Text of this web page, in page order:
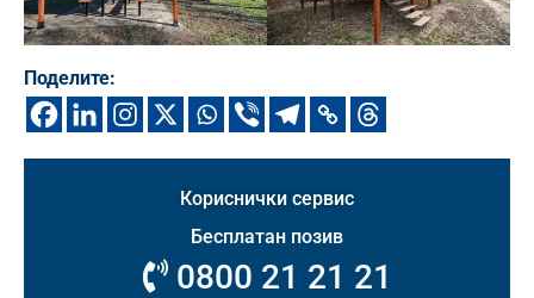
Поделите:
Кориснички сервис
Бесплатан позив
0800 21 21 21